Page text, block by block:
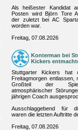
Als heißester Kandidat
Posten wird Björn Tore
der zuletzt bei AC
worden war.
Freitag, 07.08.2026
Konterman bei
Kickers
Stuttgarter Kickers hat
Freitagmorgen entlassen,
Großteil der
atmosphärischer
jährigen Coach
Ausschlaggebend für
waren die letzten Auftritte
Freitag, 07.08.2026